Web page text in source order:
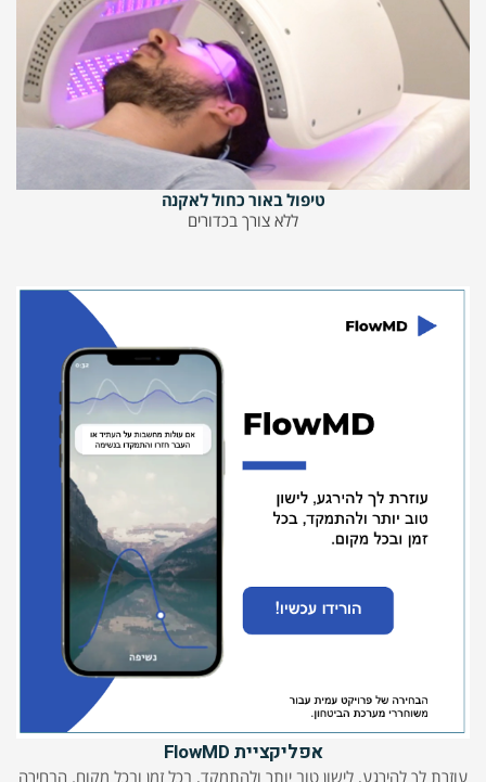
טיפול באור כחול לאקנה
ללא צורך בכדורים
אפליקציית FlowMD
עוזרת לך להירגע, לישון טוב יותר ולהתמקד, בכל זמן ובכל מקום. הבחירה